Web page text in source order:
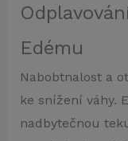
Edému
Nabobtnalost a
ke snížení váhy.
nadbytečnou